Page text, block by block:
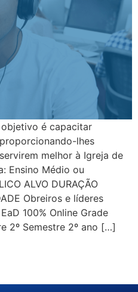
é capacitar
lhes
melhor à Igreja de
Ensino Médio ou
ALVO DURAÇÃO
Obreiros e líderes
100% Online Grade
2º Semestre 2º ano […]